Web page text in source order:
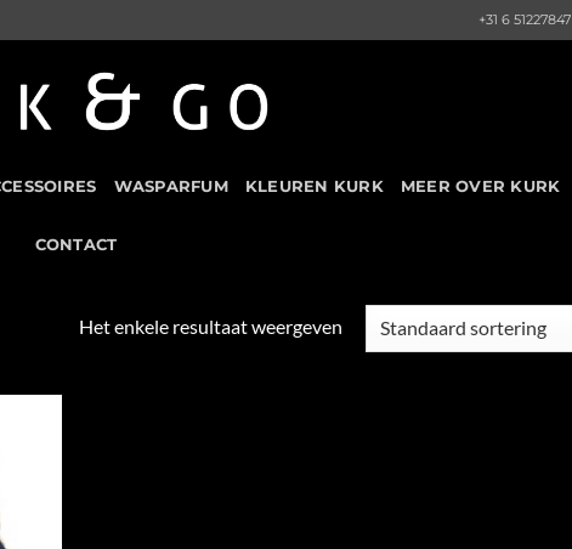
+31 6 51227847
WASPARFUM KLEUREN KURK MEER OVER KURK
CONTACT
Het enkele resultaat weergeven